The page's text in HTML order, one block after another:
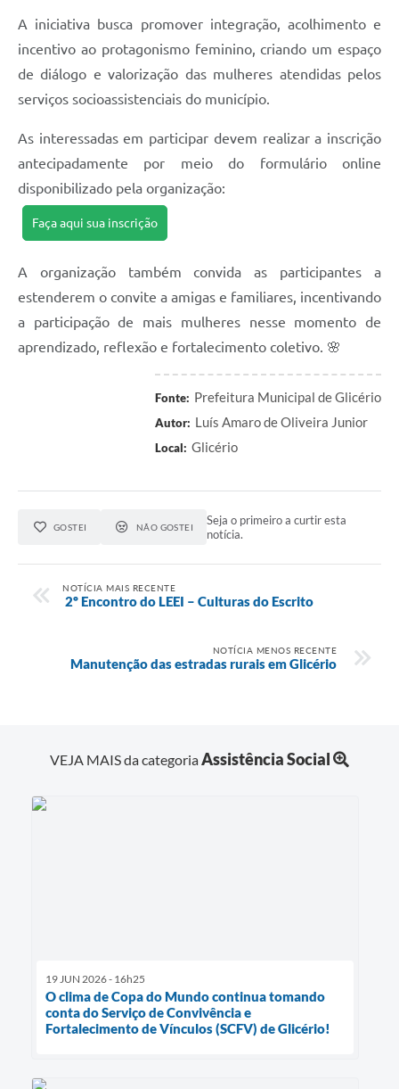
A iniciativa busca promover integração, acolhimento e
incentivo ao protagonismo feminino, criando um espaço
de diálogo e valorização das mulheres atendidas pelos
serviços socioassistenciais do município.
As interessadas em participar devem realizar a inscrição
antecipadamente por meio do formulário online
disponibilizado pela organização:
Faça aqui sua inscrição
A organização também convida as participantes a
estenderem o convite a amigas e familiares, incentivando
a participação de mais mulheres nesse momento de
aprendizado, reflexão e fortalecimento coletivo. 🌸
Fonte: Prefeitura Municipal de Glicério
Autor: Luís Amaro de Oliveira Junior
Local: Glicério
GOSTEI NÃO GOSTEI
Seja o primeiro a curtir esta
notícia.
NOTÍCIA MAIS RECENTE
2º Encontro do LEEI – Culturas do Escrito
NOTÍCIA MENOS RECENTE
Manutenção das estradas rurais em Glicério
VEJA MAIS da categoriaAssistência Social
19 JUN 2026 - 16h25
O clima de Copa do Mundo continua tomando
conta do Serviço de Convivência e
Fortalecimento de Vínculos (SCFV) de Glicério!